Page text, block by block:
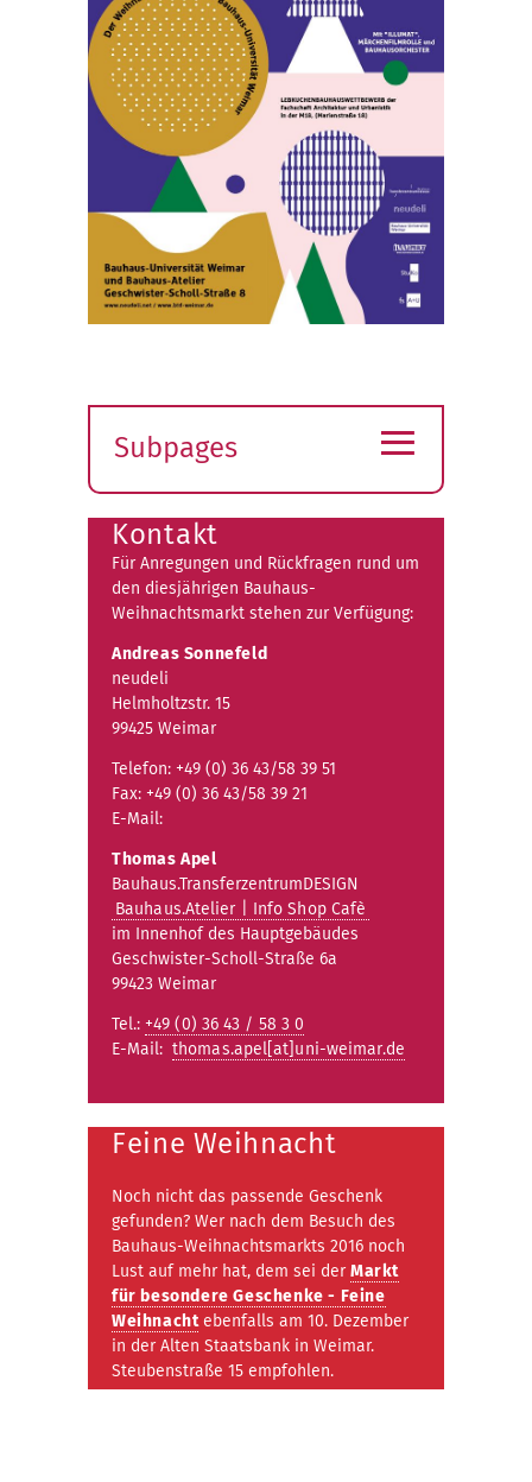
Subpages
submenu
≡
Kontakt
Für Anregungen und Rückfragen rund um
den diesjährigen Bauhaus-
Weihnachtsmarkt stehen zur Verfügung:
Andreas Sonnefeld
neudeli
Helmholtzstr. 15
99425 Weimar
Telefon: +49 (0) 36 43/58 39 51
Fax: +49 (0) 36 43/58 39 21
E-Mail:
Thomas Apel
Bauhaus.TransferzentrumDESIGN
Bauhaus.Atelier | Info Shop Cafè
im Innenhof des Hauptgebäudes
Geschwister-Scholl-Straße 6a
99423 Weimar
Tel.: +49 (0) 36 43 / 58 3 0
E-Mail: thomas.apel[at]uni-weimar.de
Feine Weihnacht
Noch nicht das passende Geschenk
gefunden? Wer nach dem Besuch des
Bauhaus-Weihnachtsmarkts 2016 noch
Lust auf mehr hat, dem sei der Markt
für besondere Geschenke - Feine
Weihnachtebenfalls am 10. Dezember
in der Alten Staatsbank in Weimar.
Steubenstraße 15 empfohlen.